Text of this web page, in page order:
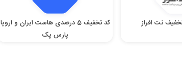
کد تخفیف 5 درصدی هاست ایران و اروپا
پارس پک